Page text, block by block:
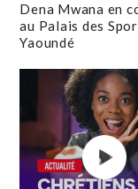
Dena Mwana en
au Palais des
Yaoundé